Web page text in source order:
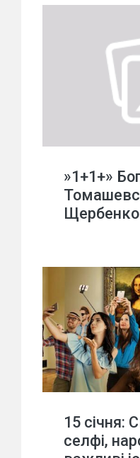
»1+1+»
15 січня:
селфі,